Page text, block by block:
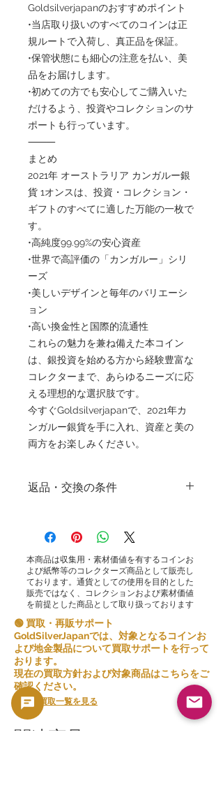
Goldsilverjapanのおすすめポイント
•当店取り扱いのすべてのコインは正
規ルートで入荷し、真正品を保証。
•保管状態にも細心の注意を払い、美
品をお届けします。
•初めての方でも安心してご購入いた
だけるよう、投資やコレクションのサ
ポートも行っています。
⸻
まとめ
2021年 オーストラリア カンガルー銀
貨 1オンスは、投資・コレクション・
ギフトのすべてに適した万能の一枚で
す。
•高純度99.99%の安心資産
•世界で高評価の「カンガルー」シリ
ーズ
•美しいデザインと毎年のバリエーシ
ョン
•高い換金性と国際的流通性
これらの魅力を兼ね備えた本コイン
は、銀投資を始める方から経験豊富な
コレクターまで、あらゆるニーズに応
える理想的な選択肢です。
今すぐGoldsilverjapanで、2021年カ
ンガルー銀貨を手に入れ、資産と美の
両方をお楽しみください。
返品・交換の条件
は、高品質な商品とサービスを提供し、
ております。販売する商品の性質上、原
則としてお客様のご都合による返品は受
け付けておりません。
ただし、特定の状況によっては例外的に
返品を受け付けることもございます。以
下の条件を満たす場合には、返品が可能
です
誤った商品：ご注文と異なる商品が届い
た場合には、商品を受け取った日から[5
日間]以内にお知らせください。正しい商
品を送付させていただき、発生する追加
本商品は収集用・素材価値を有するコインお
よび紙幣等のコレクターズ商品として販売し
ております。通貨としての使用を目的とした
販売ではなく、コレクションおよび素材価値
を前提とした商品として取り扱っております
🟢 買取・再販サポート
GoldSilverJapanでは、対象となるコインお
よび地金製品について買取サポートを行って
おります。
現在の買取方針および対象商品はこちらをご
確認ください。
👉 買取一覧を見る
関連商品